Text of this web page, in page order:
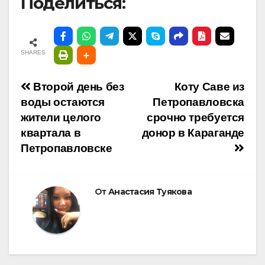
SHARES
Навигация
по
записям
Коту Саве из
Петропавловска
срочно требуется
донор в Караганде
Второй день без
воды остаются
жители целого
квартала в
Петропавловске
ОтАнастасия Туякова